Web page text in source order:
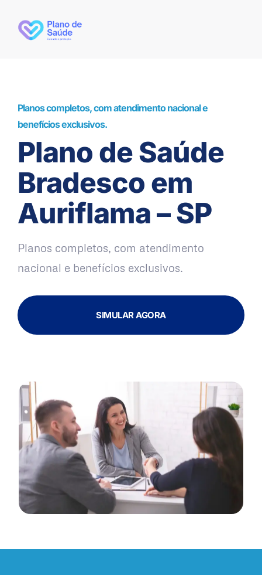
Planos completos, com atendimento nacional e
benefícios exclusivos.
Plano de Saúde
Bradesco em
Auriflama – SP
Planos completos, com atendimento
nacional e benefícios exclusivos.
SIMULAR AGORA